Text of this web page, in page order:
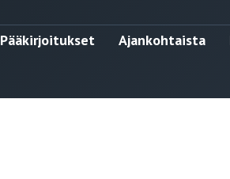
Pääkirjoitukset Ajankohtaista